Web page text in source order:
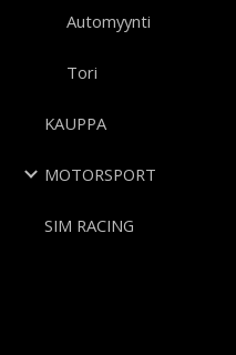
Automyynti
Tori
KAUPPA
MOTORSPORT
SIM RACING